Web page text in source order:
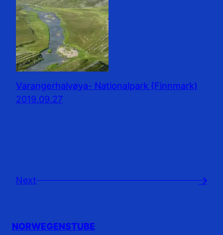
Varangerhalvøya- Nationalpark (Finnmark)
2019.09.27
Next →
NORWEGENSTUBE